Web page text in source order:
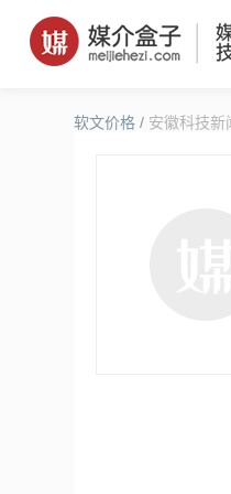
软文价格 / 安徽科技新